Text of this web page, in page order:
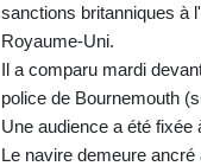
sanctions britanniques à
Royaume‑Uni.
Il a comparu mardi
police de Bournemouth
Une audience a été fixée
Le navire demeure